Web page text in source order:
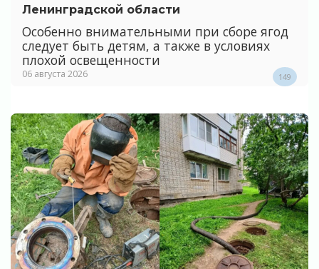
Ленинградской области
Особенно внимательными при сборе ягод
следует быть детям, а также в условиях
плохой освещенности
06 августа 2026 149